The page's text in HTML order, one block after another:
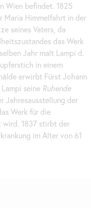
Wien befindet. 1825
Maria Himmelfahrt in der
seines Vaters, da
das Werk
Jahr malt Lampi d.
in einem
erwirbt Fürst Johann
seine Ruhende
Jahresausstellung der
Werk für die
wird. 1837 stirbt der
im Alter von 61